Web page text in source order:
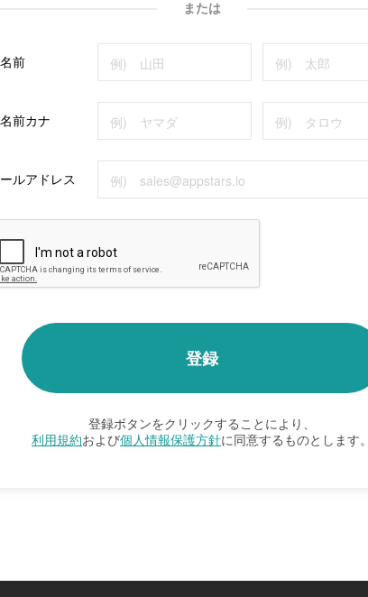
または
前
前カナ
ルアドレス
登録ボタンをクリックすることにより、
利用規約および個人情報保護方針に同意するものとします。